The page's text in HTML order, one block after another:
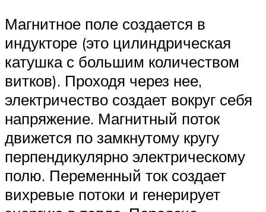
Магнитное поле создается в
индукторе (это цилиндрическая
катушка с большим количеством
витков). Проходя через нее,
электричество создает вокруг себя
напряжение. Магнитный поток
движется по замкнутому кругу
перпендикулярно электрическому
полю. Переменный ток создает
вихревые потоки и генерирует